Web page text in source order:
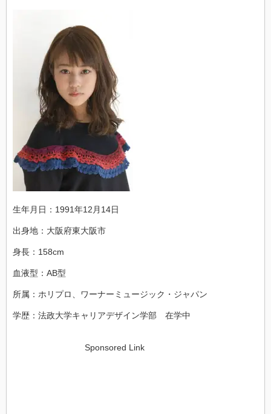
生年月日：1991年12月14日
出身地：大阪府東大阪市
身長：158cm
血液型：AB型
所属：ホリプロ、ワーナーミュージック・ジャパン
学歴：法政大学キャリアデザイン学部 在学中
Sponsored Link